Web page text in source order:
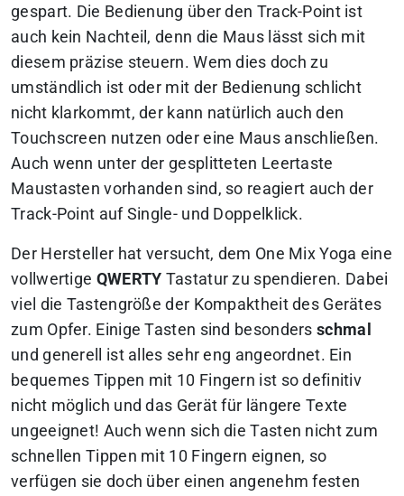
gespart. Die Bedienung über den Track-Point ist
auch kein Nachteil, denn die Maus lässt sich mit
diesem präzise steuern. Wem dies doch zu
umständlich ist oder mit der Bedienung schlicht
nicht klarkommt, der kann natürlich auch den
Touchscreen nutzen oder eine Maus anschließen.
Auch wenn unter der gesplitteten Leertaste
Maustasten vorhanden sind, so reagiert auch der
Track-Point auf Single- und Doppelklick.
Der Hersteller hat versucht, dem One Mix Yoga eine
vollwertige QWERTY Tastatur zu spendieren. Dabei
viel die Tastengröße der Kompaktheit des Gerätes
zum Opfer. Einige Tasten sind besonders schmal
und generell ist alles sehr eng angeordnet. Ein
bequemes Tippen mit 10 Fingern ist so definitiv
nicht möglich und das Gerät für längere Texte
ungeeignet! Auch wenn sich die Tasten nicht zum
schnellen Tippen mit 10 Fingern eignen, so
verfügen sie doch über einen angenehm festen